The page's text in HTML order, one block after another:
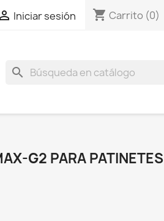
 Iniciar sesión shopping_cart Carrito (0)
search
G2 PARA PATINETES